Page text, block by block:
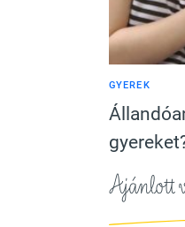
GYEREK
Ajánlott